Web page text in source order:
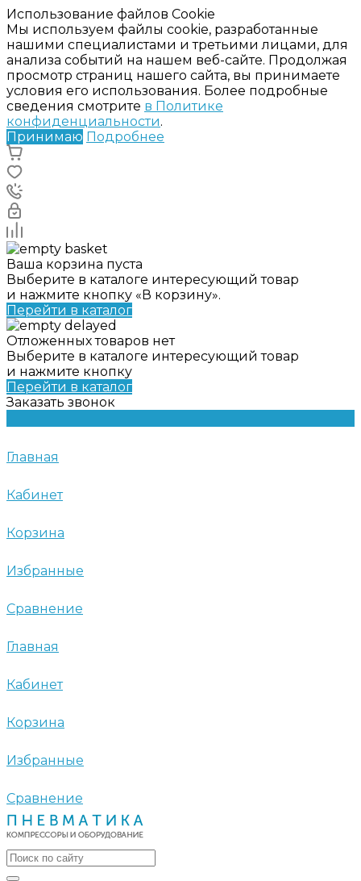
Использование файлов Cookie
Мы используем файлы cookie, разработанные
нашими специалистами и третьими лицами, для
анализа событий на нашем веб-сайте. Продолжая
просмотр страниц нашего сайта, вы принимаете
условия его использования. Более подробные
сведения смотрите в Политике
конфиденциальности.
Принимаю Подробнее
Ваша корзина пуста
Выберите в каталоге интересующий товар
и нажмите кнопку «В корзину».
Перейти в каталог
Отложенных товаров нет
Выберите в каталоге интересующий товар
и нажмите кнопку
Перейти в каталог
Заказать звонок
Главная
Кабинет
Корзина
Избранные
Сравнение
Главная
Кабинет
Корзина
Избранные
Сравнение